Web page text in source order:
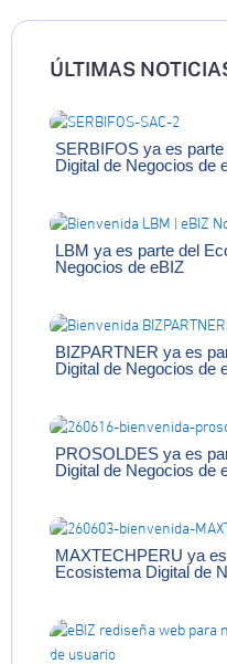
ÚLTIMAS
SERBIFOS ya es
Digital de Negocios de
LBM ya es parte del
Negocios de eBIZ
BIZPARTNER ya es
Digital de Negocios de
PROSOLDES ya es
Digital de Negocios de
MAXTECHPERU ya
Ecosistema Digital de